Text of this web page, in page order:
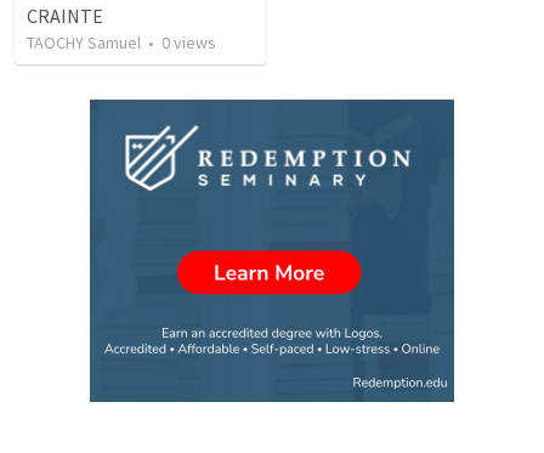
CRAINTE
TAOCHY Samuel • 0views